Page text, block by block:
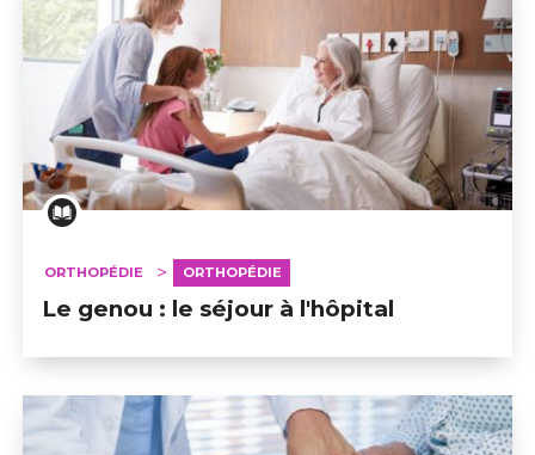
ORTHOPÉDIE ORTHOPÉDIE
Le genou : le séjour à l'hôpital